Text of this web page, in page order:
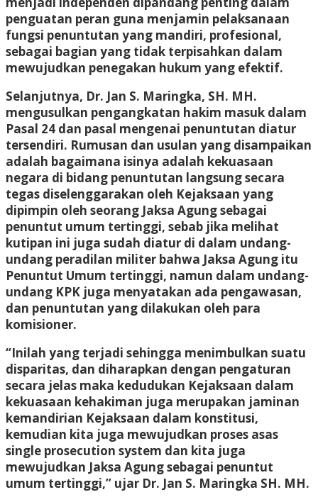
penguatan peran guna menjamin pelaksanaan
fungsi penuntutan yang mandiri, profesional,
sebagai bagian yang tidak terpisahkan dalam
mewujudkan penegakan hukum yang efektif.
Selanjutnya, Dr. Jan S. Maringka, SH. MH.
mengusulkan pengangkatan hakim masuk dalam
Pasal 24 dan pasal mengenai penuntutan diatur
tersendiri. Rumusan dan usulan yang disampaikan
adalah bagaimana isinya adalah kekuasaan
negara di bidang penuntutan langsung secara
tegas diselenggarakan oleh Kejaksaan yang
dipimpin oleh seorang Jaksa Agung sebagai
penuntut umum tertinggi, sebab jika melihat
kutipan ini juga sudah diatur di dalam undang-
undang peradilan militer bahwa Jaksa Agung itu
Penuntut Umum tertinggi, namun dalam undang-
undang KPK juga menyatakan ada pengawasan,
dan penuntutan yang dilakukan oleh para
komisioner.
“Inilah yang terjadi sehingga menimbulkan suatu
disparitas, dan diharapkan dengan pengaturan
secara jelas maka kedudukan Kejaksaan dalam
kekuasaan kehakiman juga merupakan jaminan
kemandirian Kejaksaan dalam konstitusi,
kemudian kita juga mewujudkan proses asas
single prosecution system dan kita juga
mewujudkan Jaksa Agung sebagai penuntut
umum tertinggi,” ujar Dr. Jan S. Maringka SH. MH.